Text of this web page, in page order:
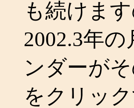
も続けま
2002.3年
ンダーが
をクリッ